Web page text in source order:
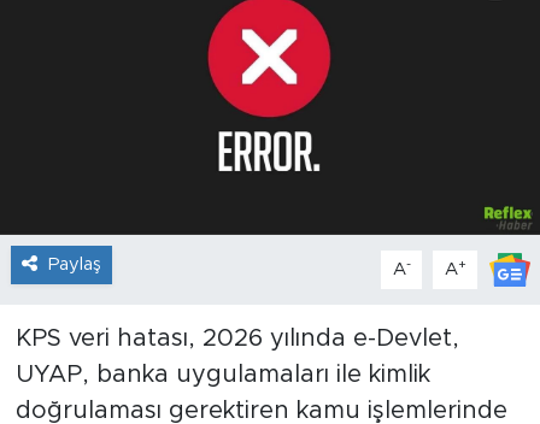
Paylaş A- A+
KPS veri hatası, 2026 yılında e-Devlet,
UYAP, banka uygulamaları ile kimlik
doğrulaması gerektiren kamu işlemlerinde